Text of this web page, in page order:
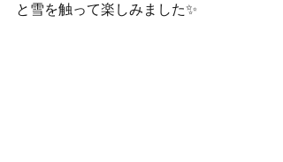
と雪を触って楽しみました✨